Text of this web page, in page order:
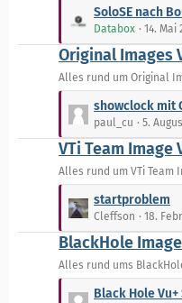
ä
g
e
t
z
t
e
i
t
r
e
SoloSE nach
Databox 14. Mai
Original Images
Alles rund um Original
t
z
t
e
t
r
showclock mit
paul_cu 5.
VTi Team Image
Alles rund um VTi Team
t
z
t
e
startproblem
Cleffson 18.
BlackHole
Alles rund ums
Black Hole Vu+